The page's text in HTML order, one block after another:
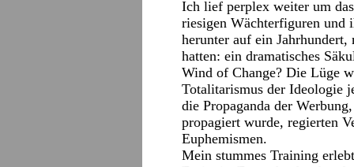
Ich lief perplex weiter um
riesigen Wächterfiguren und
herunter auf ein
hatten: ein dramatisches
Wind of Change? Die Lüge
Totalitarismus der Ideologie
die Propaganda der
propagiert wurde, regierten
Euphemismen.
Mein stummes Training